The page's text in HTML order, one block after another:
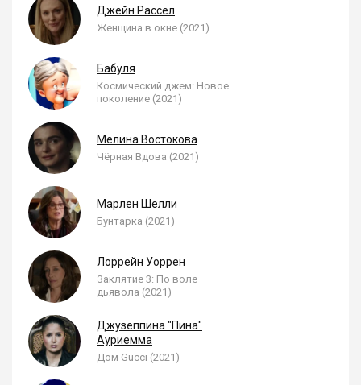
Джейн Рассел
Женщина в окне (2021)
Бабуля
Космический джем: Новое
поколение (2021)
Мелина Востокова
Чёрная Вдова (2021)
Марлен Шелли
Бунтарка (2021)
Лоррейн Уоррен
Заклятие 3: По воле
дьявола (2021)
Джузеппина "Пина"
Ауриемма
Дом Gucci (2021)